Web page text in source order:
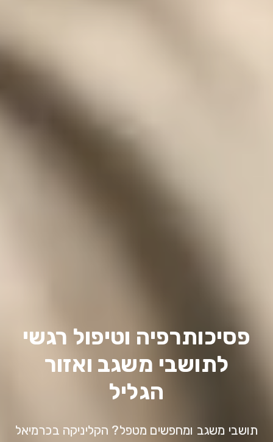
פסיכותרפיה וטיפול רגשי
לתושבי משגב ואזור
הגליל
תושבי משגב ומחפשים מטפל? הקליניקה בכרמיאל